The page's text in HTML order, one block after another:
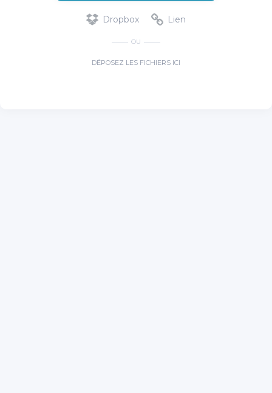
Dropbox Lien
OU
DÉPOSEZ LES FICHIERS ICI